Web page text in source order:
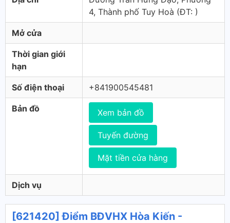
4, Thành phố Tuy Hoà (ÐT: )
Mở cửa
Thời gian giới
hạn
Số điện thoại +841900545481
Bản đồ Xem bản đồ
Tuyến đường
Mặt tiền cửa hàng
Dịch vụ
[621420] Điểm BĐVHX Hòa Kiến -